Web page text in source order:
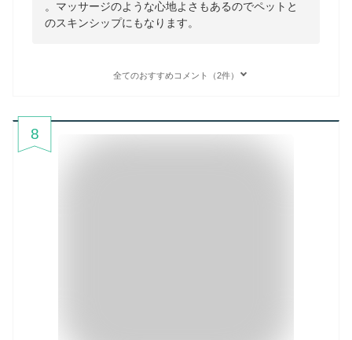
。マッサージのような心地よさもあるのでペットと
のスキンシップにもなります。
全てのおすすめコメント（2件）
8